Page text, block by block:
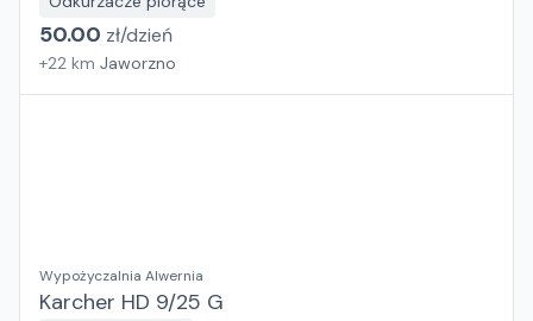
50.00 zł/dzień
+22 km Jaworzno
Wypożyczalnia Alwernia
Karcher HD 9/25 G